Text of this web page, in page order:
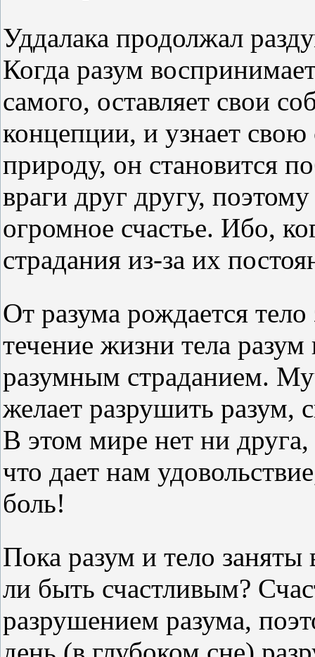
Уддалака продолжал
Когда разум
самого, оставляет свои
концепции, и узнает
природу, он становится
враги друг другу,
огромное счастье. Ибо,
страдания из-за их
От разума рождается
течение жизни тела
разумным страданием.
желает разрушить разум,
В этом мире нет ни друга,
что дает нам
боль!
Пока разум и тело
ли быть счастливым?
разрушением разума,